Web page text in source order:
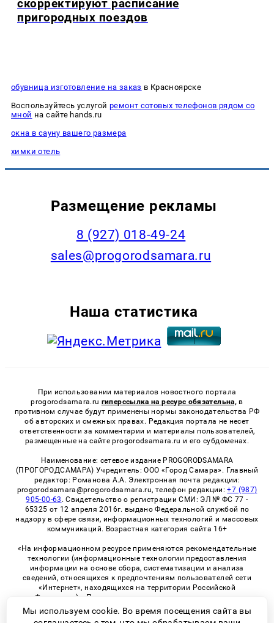
скорректируют расписание
пригородных поездов
обувница изготовление на заказ в Красноярске
Воспользуйтесь услугой ремонт сотовых телефонов рядом со
мной на сайте hands.ru
окна в сауну вашего размера
химки отель
Размещение рекламы
8 (927) 018-49-24
sales@progorodsamara.ru
Наша статистика
При использовании материалов новостного портала
progorodsamara.ru гиперссылка на ресурс обязательна, в
противном случае будут применены нормы законодательства РФ
об авторских и смежных правах. Редакция портала не несет
ответственности за комментарии и материалы пользователей,
размещенные на сайте progorodsamara.ru и его субдоменах.
Наименование: сетевое издание PROGORODSAMARA
(ПРОГОРОДСАМАРА) Учредитель: ООО «Город Самара». Главный
редактор: Романова А.А. Электронная почта редакции:
progorodsamara@progorodsamara.ru, телефон редакции:+7 (987)
905-00-63 . Свидетельство о регистрации СМИ: ЭЛ № ФС 77 -
65325 от 12 апреля 2016г. выдано Федеральной службой по
надзору в сфере связи, информационных технологий и массовых
коммуникаций. Возрастная категория сайта 16+
«На информационном ресурсе применяются рекомендательные
технологии (информационные технологии предоставления
информации на основе сбора, систематизации и анализа
сведений, относящихся к предпочтениям пользователей сети
«Интернет», находящихся на территории Российской
Федерации)». Правила применения рекомендательных
технологий в виджетах рекламно-обменной сети
«СМИ2» (PDF)
Мы используем cookie. Во время посещения сайта вы